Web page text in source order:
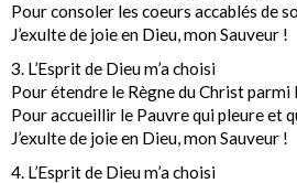
Pour consoler les coeurs accablés de
J’exulte de joie en Dieu, mon Sauveur !
3. L’Esprit de Dieu m’a choisi
Pour étendre le Règne du Christ parmi
Pour accueillir le Pauvre qui pleure et
J’exulte de joie en Dieu, mon Sauveur !
4. L’Esprit de Dieu m’a choisi